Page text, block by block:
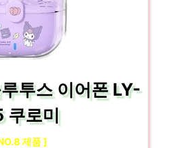
투스 이어폰 LY-
쿠로미
제품 ]